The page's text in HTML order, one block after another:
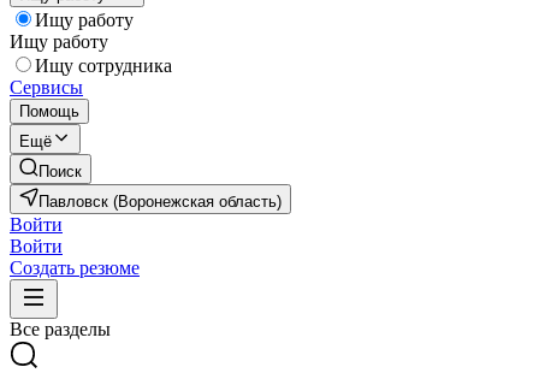
Ищу работу
Ищу работу
Ищу сотрудника
Сервисы
Помощь
Ещё
Поиск
Павловск (Воронежская область)
Войти
Войти
Создать резюме
Все разделы